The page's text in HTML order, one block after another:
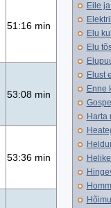
51:16 min
53:08 min
53:36 min
Eile
Elu
Elu
Elust
Enne
Harta